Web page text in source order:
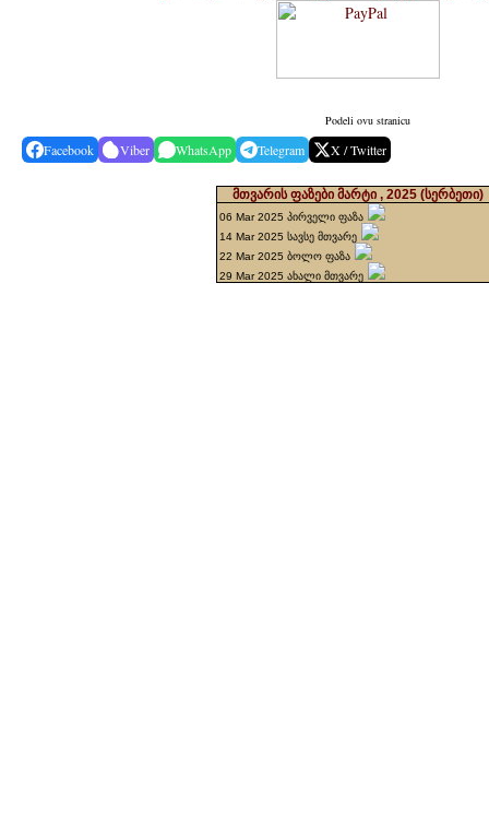
Podeli ovu stranicu
Facebook Viber WhatsApp Telegram X / Twitter
მთვარის ფაზები მარტი , 2025(სერბეთი)
06 Mar 2025 პირველი ფაზა
14 Mar 2025 სავსე მთვარე
22 Mar 2025 ბოლო ფაზა
29 Mar 2025 ახალი მთვარე